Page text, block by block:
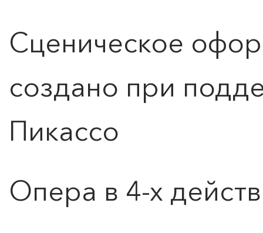
Сценическое
создано при
Пикассо
Опера в 4-х
0">
ЛЮБОВЬ… Концерт Анны
Берлинской
Подробнее